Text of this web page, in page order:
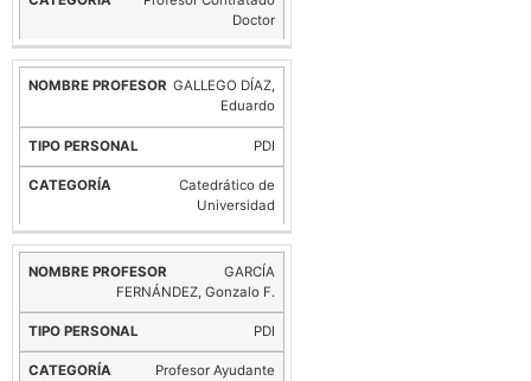
Doctor
GALLEGO DÍAZ,
Eduardo
PDI
Catedrático de
Universidad
GARCÍA
FERNÁNDEZ, Gonzalo F.
PDI
Profesor Ayudante